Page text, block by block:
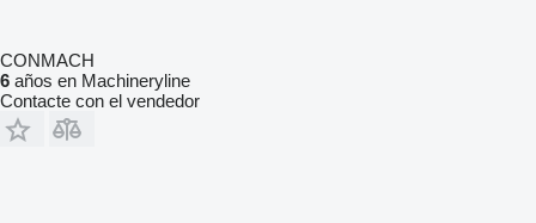
CONMACH
6 años en Machineryline
Contacte con el vendedor